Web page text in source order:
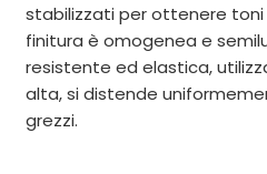
stabilizzati per ottenere toni
finitura è omogenea e
resistente ed elastica,
alta, si distende
grezzi.